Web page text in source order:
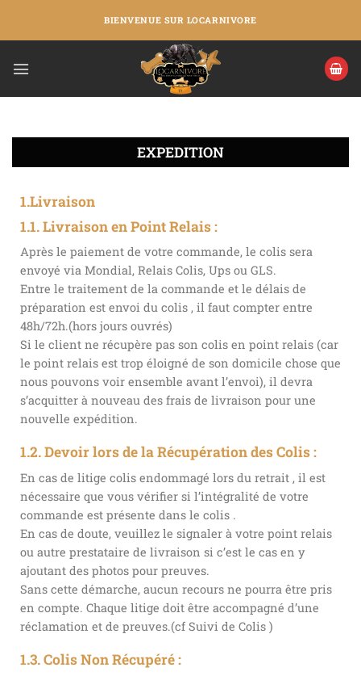
BIENVENUE SUR LOCARNIVORE
EXPEDITION
1.Livraison
1.1. Livraison en Point Relais :
Après le paiement de votre commande, le colis sera
envoyé via Mondial, Relais Colis, Ups ou GLS.
Entre le traitement de la commande et le délais de
préparation est envoi du colis , il faut compter entre
48h/72h.(hors jours ouvrés)
Si le client ne récupère pas son colis en point relais (car
le point relais est trop éloigné de son domicile chose que
nous pouvons voir ensemble avant l’envoi), il devra
s’acquitter à nouveau des frais de livraison pour une
nouvelle expédition.
1.2. Devoir lors de la Récupération des Colis :
En cas de litige colis endommagé lors du retrait , il est
nécessaire que vous vérifier si l’intégralité de votre
commande est présente dans le colis .
En cas de doute, veuillez le signaler à votre point relais
ou autre prestataire de livraison si c’est le cas en y
ajoutant des photos pour preuves.
Sans cette démarche, aucun recours ne pourra être pris
en compte. Chaque litige doit être accompagné d’une
réclamation et de preuves.(cf Suivi de Colis )
1.3. Colis Non Récupéré :